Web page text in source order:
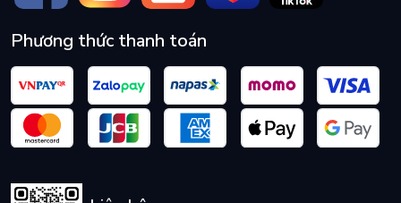
Phương thức thanh toán